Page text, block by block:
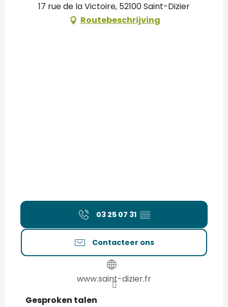
17 rue de la Victoire, 52100 Saint-Dizier
Routebeschrijving
03 25 07 31 ▒▒
Contacteer ons
www.saint-dizier.fr
Gesproken talen
Gesproken talen